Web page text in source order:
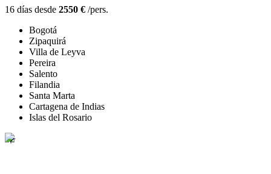
16 días desde 2550 € /pers.
Bogotá
Zipaquirá
Villa de Leyva
Pereira
Salento
Filandia
Santa Marta
Cartagena de Indias
Islas del Rosario